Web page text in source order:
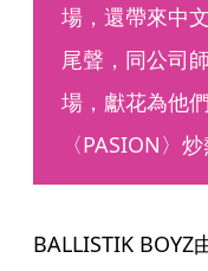
場，還帶來中
尾聲，同公司
場，獻花為他
〈PASION〉炒
BALLISTIK